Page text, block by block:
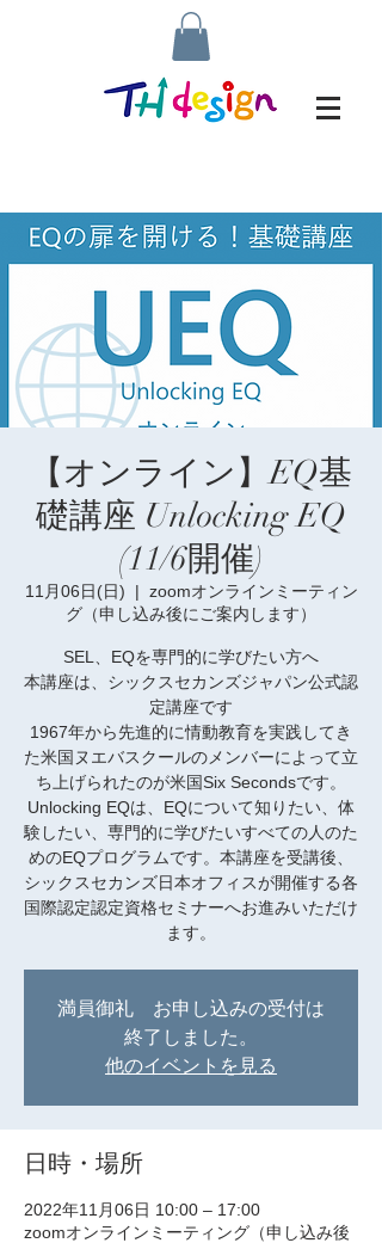
【オンライン】EQ基
礎講座 Unlocking EQ
(11/6開催)
11月06日(日)
  |
zoomオンラインミーティン
グ（申し込み後にご案内します）
SEL、EQを専門的に学びたい方へ
本講座は、シックスセカンズジャパン公式認
定講座です
1967年から先進的に情動教育を実践してき
た米国ヌエバスクールのメンバーによって立
ち上げられたのが米国Six Secondsです。
Unlocking EQは、EQについて知りたい、体
験したい、専門的に学びたいすべての人のた
めのEQプログラムです。本講座を受講後、
シックスセカンズ日本オフィスが開催する各
国際認定認定資格セミナーへお進みいただけ
ます。
満員御礼 お申し込みの受付は
終了しました。
他のイベントを見る
日時・場所
2022年11月06日 10:00 – 17:00
zoomオンラインミーティング（申し込み後